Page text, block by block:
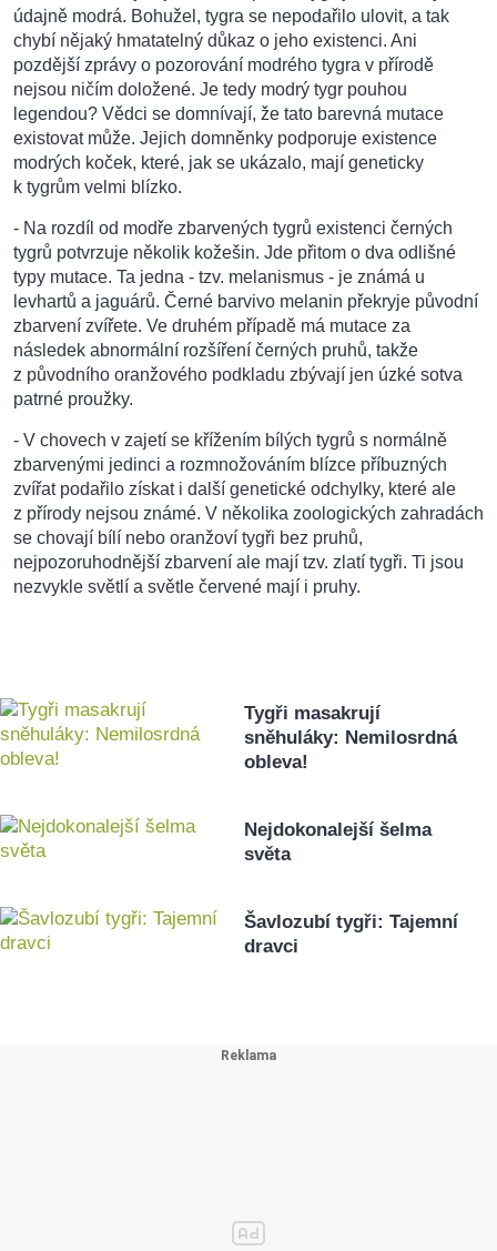
údajně modrá. Bohužel, tygra se nepodařilo ulovit, a tak
chybí nějaký hmatatelný důkaz o jeho existenci. Ani
pozdější zprávy o pozorování modrého tygra v přírodě
nejsou ničím doložené. Je tedy modrý tygr pouhou
legendou? Vědci se domnívají, že tato barevná mutace
existovat může. Jejich domněnky podporuje existence
modrých koček, které, jak se ukázalo, mají geneticky
k tygrům velmi blízko.
- Na rozdíl od modře zbarvených tygrů existenci černých
tygrů potvrzuje několik kožešin. Jde přitom o dva odlišné
typy mutace. Ta jedna - tzv. melanismus - je známá u
levhartů a jaguárů. Černé barvivo melanin překryje původní
zbarvení zvířete. Ve druhém případě má mutace za
následek abnormální rozšíření černých pruhů, takže
z původního oranžového podkladu zbývají jen úzké sotva
patrné proužky.
- V chovech v zajetí se křížením bílých tygrů s normálně
zbarvenými jedinci a rozmnožováním blízce příbuzných
zvířat podařilo získat i další genetické odchylky, které ale
z přírody nejsou známé. V několika zoologických zahradách
se chovají bílí nebo oranžoví tygři bez pruhů,
nejpozoruhodnější zbarvení ale mají tzv. zlatí tygři. Ti jsou
nezvykle světlí a světle červené mají i pruhy.
Tygři masakrují
sněhuláky: Nemilosrdná
obleva!
Nejdokonalejší šelma
světa
Šavlozubí tygři: Tajemní
dravci